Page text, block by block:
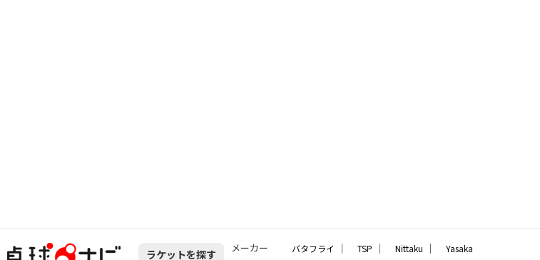
ラケットを探す メーカー バタフライ ｜ TSP ｜ Nittaku ｜ Yasaka